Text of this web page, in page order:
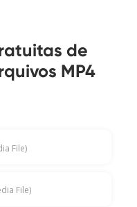
de
MP4
File)
File)